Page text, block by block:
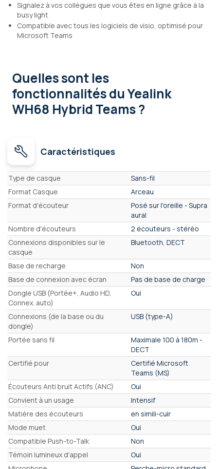
Signalez à vos collègues que vous êtes en ligne grâce à la
busy light
Compatible avec tous les logiciels de visio, optimisé pour
Microsoft Teams
Quelles sont les
fonctionnalitésdu Yealink
WH68 Hybrid Teams ?
Caractéristiques
Caractéristiques
Type de casque
Sans-fil
Format Casque
Arceau
Format d'écouteur
Posé sur l'oreille - Supra
aural
Nombre d'écouteurs
2 écouteurs - stéréo
Connexions disponibles sur le
casque
Bluetooth, DECT
Base de recharge
Non
Base de connexion avec écran
Pas de base de charge
Dongle USB (Portée+, Audio HD,
Connex. auto)
Oui
Connexions (de la base ou du
dongle)
USB (type-A)
Portée sans fil
Maximale 100 à 180m -
DECT
Certifié pour
Certifié Microsoft
Teams (MS)
Écouteurs Anti bruit Actifs (ANC)
Oui
Convient à un usage
Intensif
Matière des écouteurs
en simili-cuir
Mode muet
Oui
Compatible Push-to-Talk
Non
Témoin lumineux d'appel
Oui